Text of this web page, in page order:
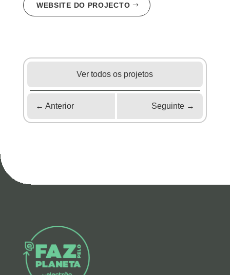
WEBSITE DO PROJECTO
Ver todos os projetos
← Anterior Seguinte →